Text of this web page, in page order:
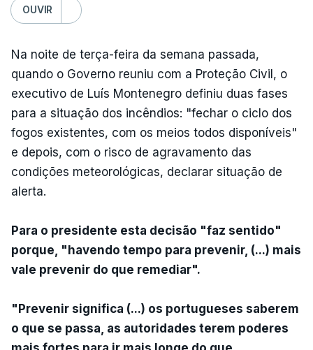
OUVIR
Na noite de terça-feira da semana passada,
quando o Governo reuniu com a Proteção Civil, o
executivo de Luís Montenegro definiu duas fases
para a situação dos incêndios: "fechar o ciclo dos
fogos existentes, com os meios todos disponíveis"
e depois, com o risco de agravamento das
condições meteorológicas, declarar situação de
alerta.
Para o presidente esta decisão "faz sentido"
porque, "havendo tempo para prevenir, (...) mais
vale prevenir do que remediar".
"Prevenir significa (...) os portugueses saberem
o que se passa, as autoridades terem poderes